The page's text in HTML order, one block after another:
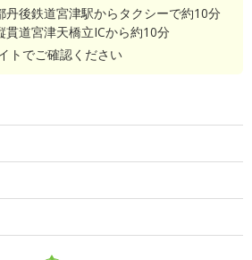
丹後鉄道宮津駅からタクシーで約10分
貫道宮津天橋立ICから約10分
トでご確認ください